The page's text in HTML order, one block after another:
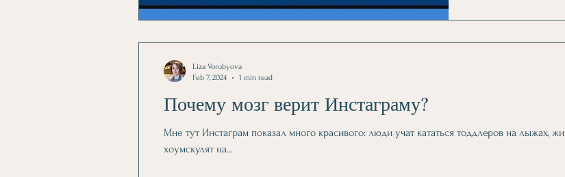
Почему мозг верит Инстаграму?
Мне тут Инстаграм показал много красивого: люди учат кататься тоддлеров на лыжах,
хоумскулят на...
Liza Vorobyova
Feb 7, 2024
1 min read